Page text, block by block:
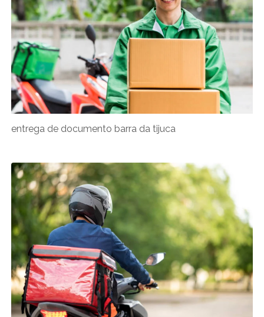
entrega de documento barra da tijuca